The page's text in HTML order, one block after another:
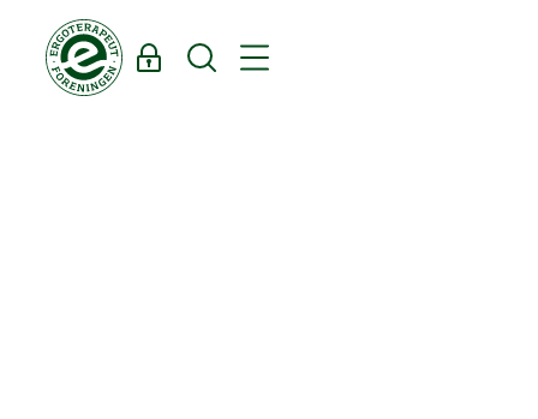
Log ind Søg